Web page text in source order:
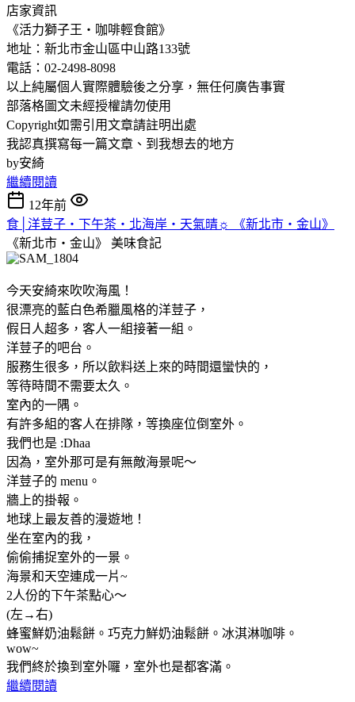
店家資訊
《活力獅子王‧咖啡輕食館》
地址：新北市金山區中山路133號
電話：02-2498-8098
以上純屬個人實際體驗後之分享，無任何廣告事實
部落格圖文未經授權請勿使用
Copyright如需引用文章請註明出處
我認真撰寫每一篇文章、到我想去的地方
by安綺
繼續閱讀
12年前
食│洋荳子‧下午茶‧北海岸‧天氣晴☼ 《新北市‧金山》
《新北市‧金山》 美味食記
今天安綺來吹吹海風！
很漂亮的藍白色希臘風格的洋荳子，
假日人超多，客人一組接著一組。
洋荳子的吧台。
服務生很多，所以飲料送上來的時間還蠻快的，
等待時間不需要太久。
室內的一隅。
有許多組的客人在排隊，等換座位倒室外。
我們也是 :Dhaa
因為，室外那可是有無敵海景呢～
洋荳子的 menu。
牆上的掛報。
地球上最友善的漫遊地！
坐在室內的我，
偷偷捕捉室外的一景。
海景和天空連成一片~
2人份的下午茶點心～
(左→右)
蜂蜜鮮奶油鬆餅。巧克力鮮奶油鬆餅。冰淇淋咖啡。
wow~
我們終於換到室外囉，室外也是都客滿。
繼續閱讀